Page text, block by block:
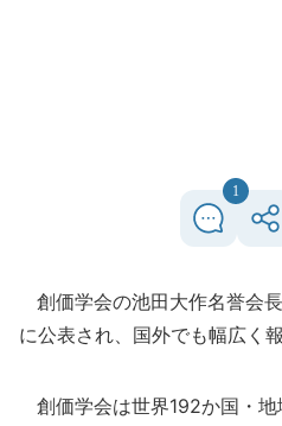
1
創価学会の池田大作名誉会
に公表され、国外でも幅広く報
創価学会は世界192か国・